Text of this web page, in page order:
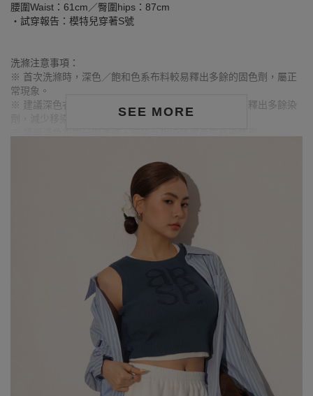
SEE MORE
腰圍Waist：61cm／臀圍hips：87cm
‧試穿報告：模特兒穿著S號
洗滌注意事項：
※ 首次洗滌時，深色／飽和色系布料較易釋出多餘的固色劑，屬正
常現象。
※ 建議深色衣物於首次穿著前先行單獨下水清洗，有助釋出多餘染
劑，減少移染或掉色風險。
※ 顏色請參考單品圖片較為接近，但因圖檔顏色會因個人電腦螢幕
設定差異略有不同，請以實際商品顏色為準。